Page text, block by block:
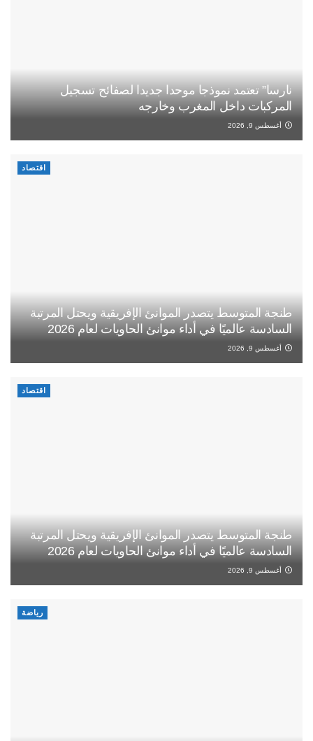
نارسا” تعتمد نموذجا موحدا جديدا لصفائح تسجيل
المركبات داخل المغرب وخارجه
أغسطس 9, 2026
اقتصاد
طنجة المتوسط يتصدر الموانئ الإفريقية ويحتل المرتبة
السادسة عالميًا في أداء موانئ الحاويات لعام 2026
أغسطس 9, 2026
اقتصاد
طنجة المتوسط يتصدر الموانئ الإفريقية ويحتل المرتبة
السادسة عالميًا في أداء موانئ الحاويات لعام 2026
أغسطس 9, 2026
رياضة